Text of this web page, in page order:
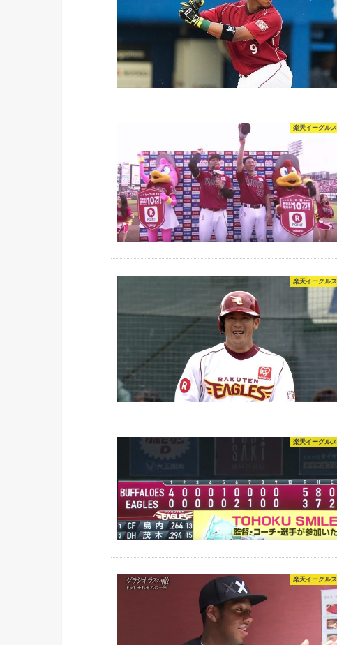
楽天イーグルス
楽天イーグルス
楽天イーグルス
楽天イーグルス